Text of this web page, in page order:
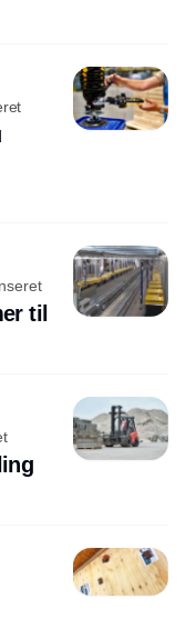
til